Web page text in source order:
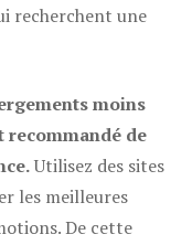
recherchent une
moins
recommandé de
Utilisez des sites
les meilleures
De cette